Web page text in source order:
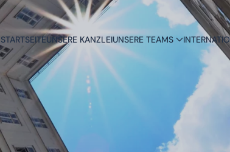
STARTSEITEUNSERE KANZLEIUNSERE TEAMS